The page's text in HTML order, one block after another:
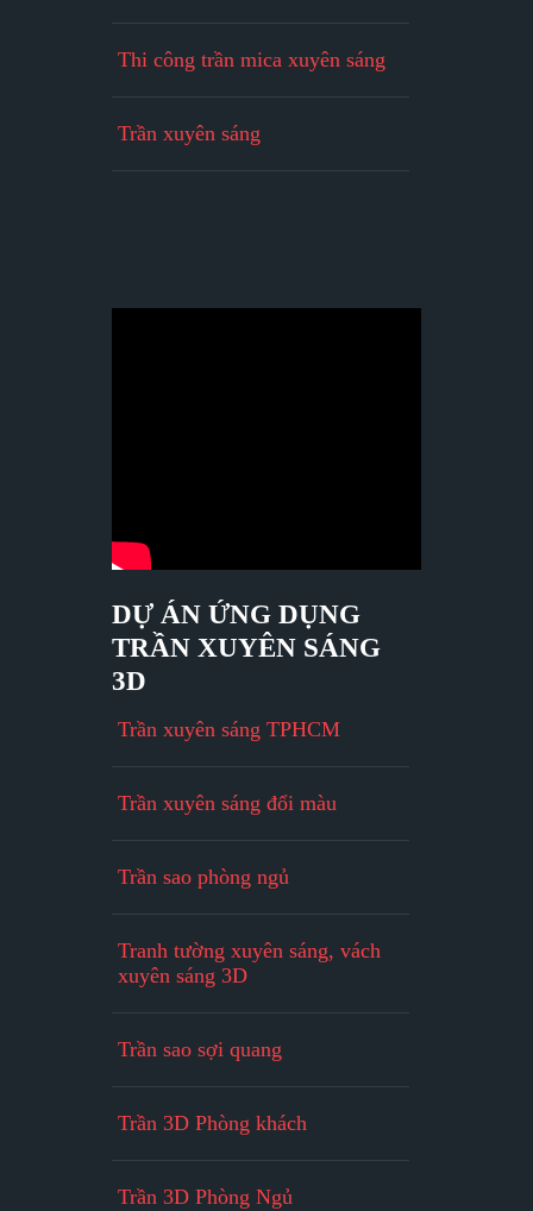
Thi công trần mica xuyên sáng
Trần xuyên sáng
DỰ ÁN ỨNG DỤNG
TRẦN XUYÊN SÁNG
3D
Trần xuyên sáng TPHCM
Trần xuyên sáng đổi màu
Trần sao phòng ngủ
Tranh tường xuyên sáng, vách
xuyên sáng 3D
Trần sao sợi quang
Trần 3D Phòng khách
Trần 3D Phòng Ngủ